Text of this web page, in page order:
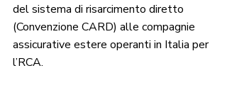
del sistema di risarcimento diretto
(Convenzione CARD) alle compagnie
assicurative estere operanti in Italia per
l’RCA.